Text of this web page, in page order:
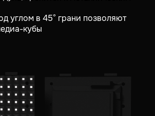
углом в 45° грани позволяют
кубы